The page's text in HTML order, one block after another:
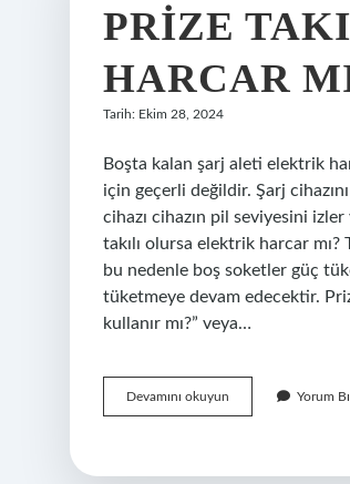
PRIZE
HARCAR
Tarih: Ekim 28, 2024
Boşta kalan şarj aleti elektrik
için geçerli değildir. Şarj
cihazı cihazın pil seviyesini
takılı olursa elektrik harcar
bu nedenle boş soketler güç
tüketmeye devam edecektir.
kullanır mı?” veya…
Devamını okuyun
Takılı
Elektrik
Yorum